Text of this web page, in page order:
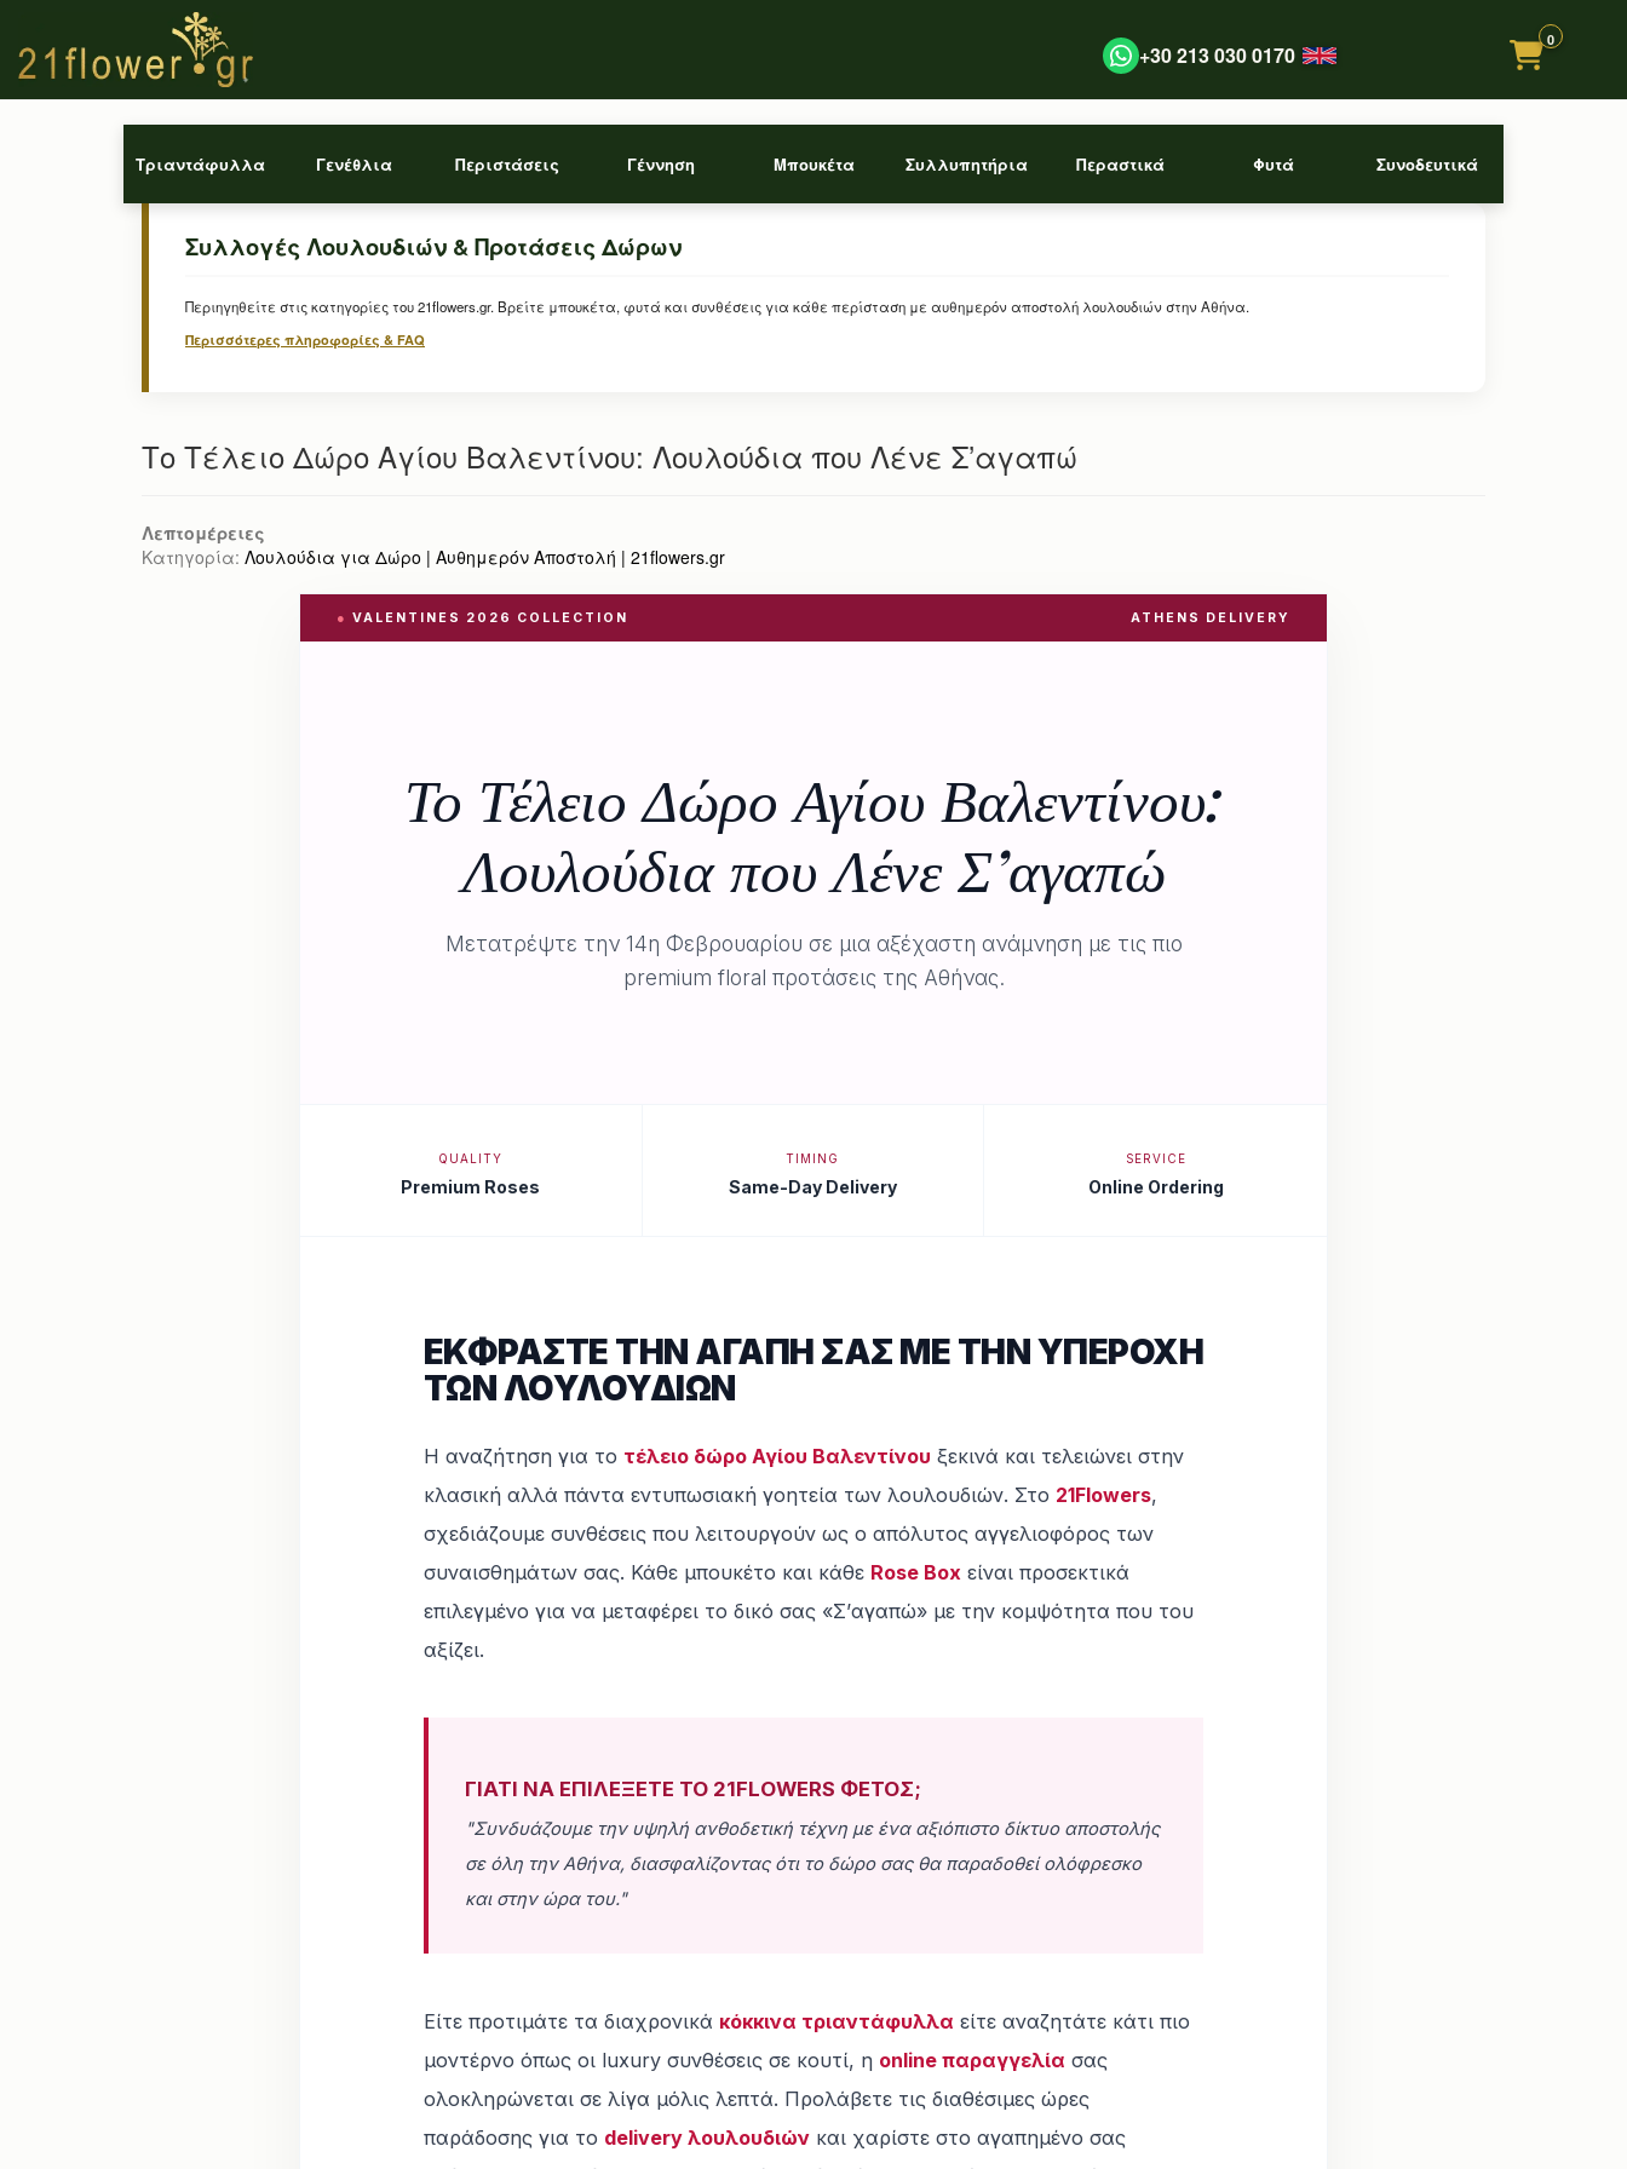
+30 213 030 0170
0
Τριαντάφυλλα Γενέθλια Περιστάσεις Γέννηση Μπουκέτα Συλλυπητήρια Περαστικά Φυτά Συνοδευτικά
Συλλογές Λουλουδιών & Προτάσεις Δώρων
Περιηγηθείτε στις κατηγορίες του 21flowers.gr. Βρείτε μπουκέτα, φυτά και συνθέσεις για κάθε περίσταση με αυθημερόν αποστολή λουλουδιών στην Αθήνα.
Περισσότερες πληροφορίες & FAQ
Το Τέλειο Δώρο Αγίου Βαλεντίνου: Λουλούδια που Λένε Σ’αγαπώ
Λεπτομέρειες
Κατηγορία: Λουλούδια για Δώρο | Αυθημερόν Αποστολή | 21flowers.gr
● VALENTINES 2026 COLLECTION ATHENS DELIVERY
Το Τέλειο Δώρο Αγίου Βαλεντίνου:
Λουλούδια που Λένε Σ’αγαπώ
Μετατρέψτε την 14η Φεβρουαρίου σε μια αξέχαστη ανάμνηση με τις πιο
premium floral προτάσεις της Αθήνας.
QUALITY
Premium Roses
TIMING
Same-Day Delivery
SERVICE
Online Ordering
ΕΚΦΡΑΣΤΕ ΤΗΝ ΑΓΑΠΗ ΣΑΣ ΜΕ ΤΗΝ ΥΠΕΡΟΧΗ
ΤΩΝ ΛΟΥΛΟΥΔΙΩΝ
Η αναζήτηση για το τέλειο δώρο Αγίου Βαλεντίνου ξεκινά και τελειώνει στην
κλασική αλλά πάντα εντυπωσιακή γοητεία των λουλουδιών. Στο 21Flowers,
σχεδιάζουμε συνθέσεις που λειτουργούν ως ο απόλυτος αγγελιοφόρος των
συναισθημάτων σας. Κάθε μπουκέτο και κάθε Rose Boxείναι προσεκτικά
επιλεγμένο για να μεταφέρει το δικό σας «Σ’αγαπώ» με την κομψότητα που του
αξίζει.
ΓΙΑΤΙ ΝΑ ΕΠΙΛΕΞΕΤΕ ΤΟ 21FLOWERS ΦΕΤΟΣ;
"Συνδυάζουμε την υψηλή ανθοδετική τέχνη με ένα αξιόπιστο δίκτυο αποστολής
σε όλη την Αθήνα, διασφαλίζοντας ότι το δώρο σας θα παραδοθεί ολόφρεσκο
και στην ώρα του."
Είτε προτιμάτε τα διαχρονικά κόκκινα τριαντάφυλλα είτε αναζητάτε κάτι πιο
μοντέρνο όπως οι luxury συνθέσεις σε κουτί, η online παραγγελία σας
ολοκληρώνεται σε λίγα μόλις λεπτά. Προλάβετε τις διαθέσιμες ώρες
παράδοσης για το delivery λουλουδιώνκαι χαρίστε στο αγαπημένο σας